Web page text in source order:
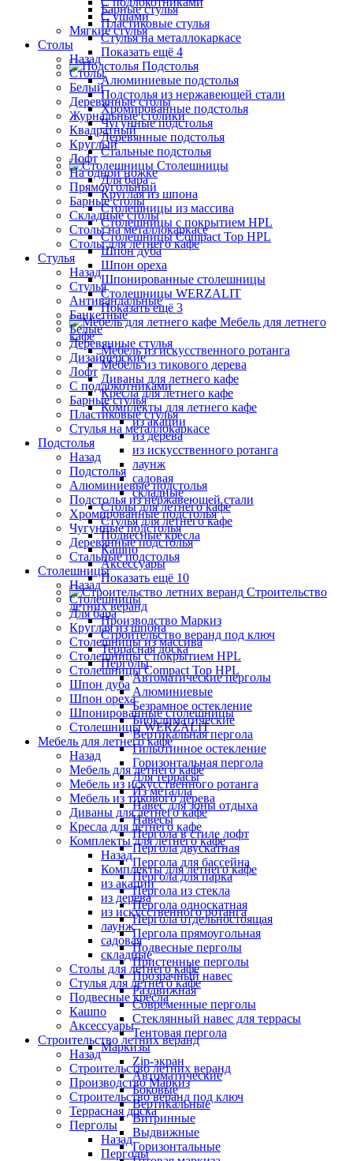
Барные стулья
Пластиковые стулья
Стулья на металлокаркасе
Показать ещё 4
Подстолья
Алюминиевые подстолья
Подстолья из нержавеющей стали
Хромированные подстолья
Чугунные подстолья
Деревянные подстолья
Стальные подстолья
Столешницы
Для бара
Круглая из шпона
Столешницы из массива
Столешницы с покрытием HPL
Столешницы Сompact Top HPL
Шпон дуба
Шпон ореха
Шпонированные столешницы
Столешницы WERZALIT
Показать ещё 3
Мебель для летнего
кафе
Мебель из искусственного ротанга
Мебель из тикового дерева
Диваны для летнего кафе
Кресла для летнего кафе
Комплекты для летнего кафе
из акации
из дерева
из искусственного ротанга
лаунж
садовая
складные
Столы для летнего кафе
Стулья для летнего кафе
Подвесные кресла
Кашпо
Аксессуары
Показать ещё 10
Строительство
летних веранд
Производство Маркиз
Строительство веранд под ключ
Террасная доска
Перголы
Автоматические перголы
Алюминиевые
Безрамное остекление
Биоклиматические
Вертикальная пергола
Гильотинное остекление
Горизонтальная пергола
Для террасы
Из металла
Навес для зоны отдыха
Навесы
Пергола в стиле лофт
Пергола двускатная
Пергола для бассейна
Пергола для парка
Пергола из стекла
Пергола односкатная
Пергола отдельностоящая
Пергола прямоугольная
Подвесные перголы
Пристенные перголы
Прозрачный навес
Раздвижная
Современные перголы
Стеклянный навес для террасы
Тентовая пергола
Маркизы
Zip-экран
Автоматические
Боковые
Вертикальные
Витринные
Выдвижные
Горизонтальные
С ушами
Мягкие стулья
Столы
Назад
Столы
Белый
Деревянные столы
Журнальные столики
Квадратный
Круглый
Лофт
На одной ножке
Прямоугольный
Барные столы
Складные столы
Столы на металлокаркасе
Столы для летнего кафе
Стулья
Назад
Стулья
Антивандальные
Банкетные
Белые
Деревянные стулья
Дизайнерские
Лофт
С подлокотниками
Барные стулья
Пластиковые стулья
Стулья на металлокаркасе
Подстолья
Назад
Подстолья
Алюминиевые подстолья
Подстолья из нержавеющей стали
Хромированные подстолья
Чугунные подстолья
Деревянные подстолья
Стальные подстолья
Столешницы
Назад
Столешницы
Для бара
Круглая из шпона
Столешницы из массива
Столешницы с покрытием HPL
Столешницы Сompact Top HPL
Шпон дуба
Шпон ореха
Шпонированные столешницы
Столешницы WERZALIT
Мебель для летнего кафе
Назад
Мебель для летнего кафе
Мебель из искусственного ротанга
Мебель из тикового дерева
Диваны для летнего кафе
Кресла для летнего кафе
Комплекты для летнего кафе
Назад
Комплекты для летнего кафе
из акации
из дерева
из искусственного ротанга
лаунж
садовая
складные
Столы для летнего кафе
Стулья для летнего кафе
Подвесные кресла
Кашпо
Аксессуары
Строительство летних веранд
Назад
Строительство летних веранд
Производство Маркиз
Строительство веранд под ключ
Террасная доска
Перголы
Назад
Перголы